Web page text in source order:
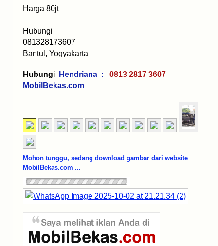
Harga 80jt
Hubungi
081328173607
Bantul, Yogyakarta
Hubungi Hendriana :
0813 2817 3607
MobilBekas.com
Mohon tunggu, sedang download gambar dari website
MobilBekas.com ...